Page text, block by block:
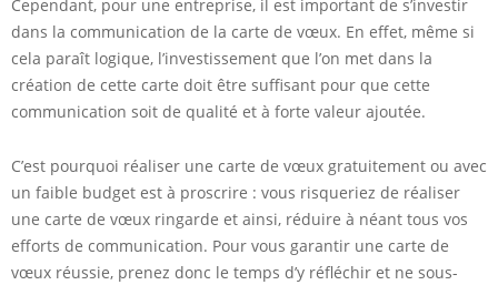
Cependant, pour une entreprise, il est important de s’investir
dans la communication de la carte de vœux. En effet, même si
cela paraît logique, l’investissement que l’on met dans la
création de cette carte doit être suffisant pour que cette
communication soit de qualité et à forte valeur ajoutée.
C’est pourquoi réaliser une carte de vœux gratuitement ou avec
un faible budget est à proscrire : vous risqueriez de réaliser
une carte de vœux ringarde et ainsi, réduire à néant tous vos
efforts de communication. Pour vous garantir une carte de
vœux réussie, prenez donc le temps d’y réfléchir et ne sous-